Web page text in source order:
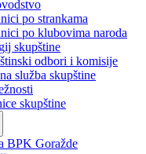
BPK Goražde
po strankama
po klubovima naroda
skupštine
odbori i komisije
služba skupštine
skupštine